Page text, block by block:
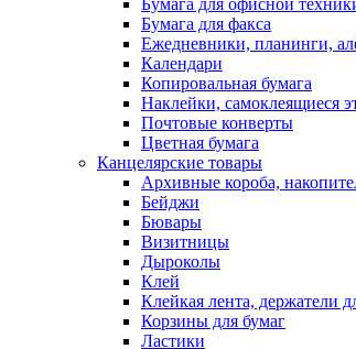
Бумага для офисной
Бумага для факса
Ежедневники, планинги,
Календари
Копировальная бумага
Наклейки, самоклеящиеся
Почтовые конверты
Цветная бумага
Канцелярские товары
Архивные короба,
Бейджи
Бювары
Визитницы
Дыроколы
Клей
Клейкая лента, держатели
Корзины для бумаг
Ластики